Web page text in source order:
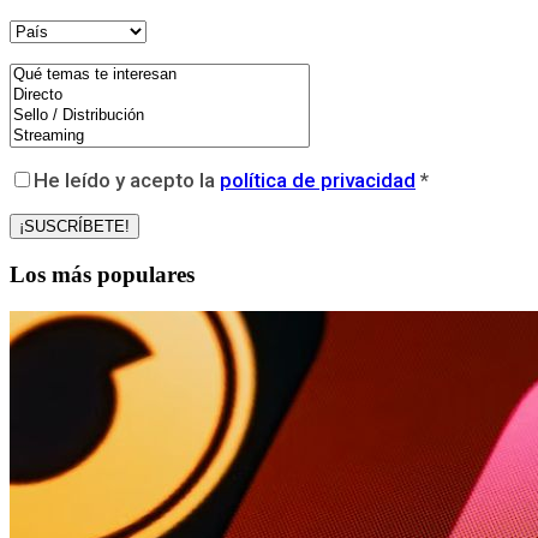
He leído y acepto la política de privacidad *
Los más populares